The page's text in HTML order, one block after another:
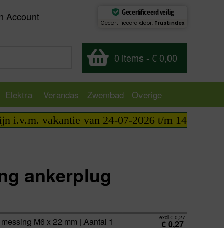
Account Gecertificeerd veilig
Gecertificeerd door: Trustindex
0 items - € 0,00
Elektra Verandas Zwembad
Overige
vakantie van 24-07-2026 t/m 14-08-2026
ankerplug
M6 x 22 mm | Aantal 1 excl.€ 0,27
€0,27